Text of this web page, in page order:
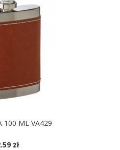
100 ML VA429
zł